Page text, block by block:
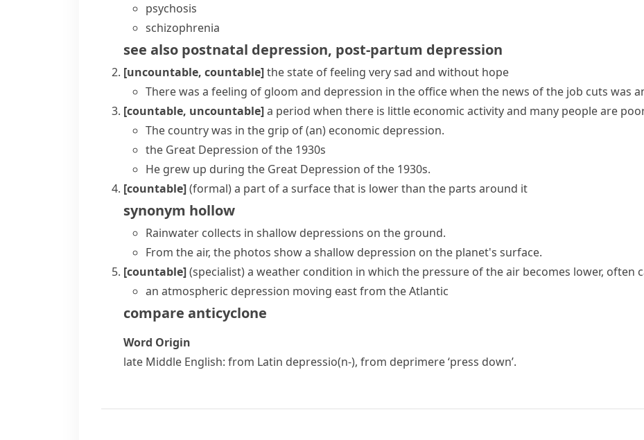
psychosis
schizophrenia
see also postnatal depression, post-partum depression
[uncountable, countable]the state of feeling very sad and without hope
There was a feeling of gloom and depression in the office when the news of the job cuts was
[countable, uncountable]a period when there is little economic activity and many people are
The country was in the grip of (an) economic depression.
the Great Depression of the 1930s
He grew up during the Great Depression of the 1930s.
[countable](formal)a part of a surface that is lower than the parts around it
synonym hollow
Rainwater collects in shallow depressions on the ground.
From the air, the photos show a shallow depression on the planet's surface.
[countable](specialist)a weather condition in which the pressure of the air becomes lower, often
an atmospheric depression moving east from the Atlantic
compare anticyclone
Word Origin
late Middle English: from Latin depressio(n-), from deprimere‘press down’.